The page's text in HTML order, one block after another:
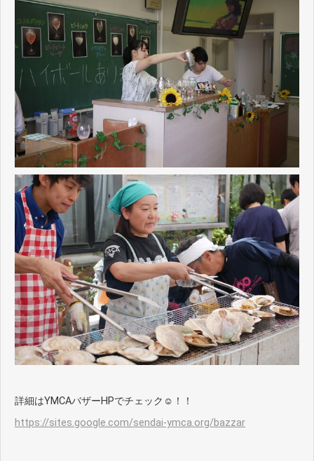
詳細はYMCAバザーHPでチェック☺！！
https://sites.google.com/sendai-ymca.org/bazzar